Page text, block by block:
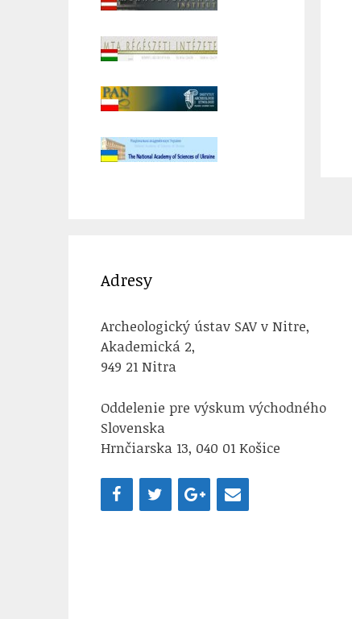
Adresy
Archeologický ústav SAV v Nitre,
Akademická 2,
949 21 Nitra
Oddelenie pre výskum východného
Slovenska
Hrnčiarska 13, 040 01 Košice